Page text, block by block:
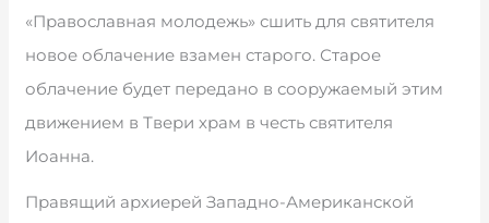
«Православная молодежь» сшить для святителя
новое облачение взамен старого. Старое
облачение будет передано в сооружаемый этим
движением в Твери храм в честь святителя
Иоанна.
Правящий архиерей Западно-Американской